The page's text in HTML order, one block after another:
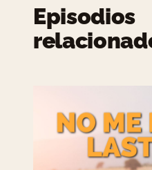
Episodios